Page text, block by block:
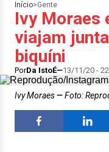
Início>Gente
Ivy Moraes
viajam
biquíni
PorDa IstoÉ 13/11/20 -
Ivy Moraes Foto: